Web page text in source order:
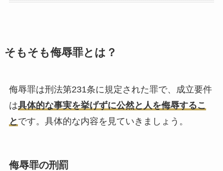
そもそも侮辱罪とは？
侮辱罪は刑法第231条に規定された罪で、成立要件
は具体的な事実を挙げずに公然と人を侮辱するこ
と です。具体的な内容を見ていきましょう。
侮辱罪の刑罰